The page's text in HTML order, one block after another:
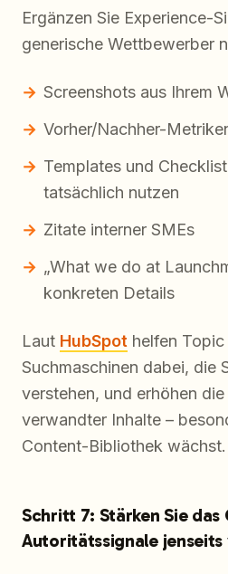
Ergänzen Sie Experience-
generische Wettbewerber
Screenshots aus Ihrem
Vorher/Nachher-
Templates und
tatsächlich nutzen
Zitate interner SMEs
„What we do at
konkreten Details
Laut HubSpot helfen
Suchmaschinen dabei, die
verstehen, und erhöhen
verwandter Inhalte –
Content-Bibliothek wächst.
Schritt 7: Stärken Sie das
Autoritätssignale